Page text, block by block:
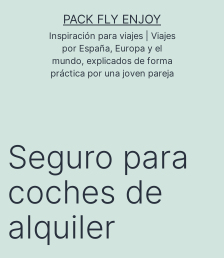
PACK FLY ENJOY
Inspiración para viajes | Viajes
por España, Europa y el
mundo, explicados de forma
práctica por una joven pareja
Seguro para
coches de
alquiler